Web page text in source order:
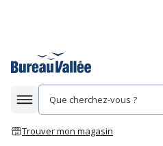
Afficher la navigation
Trouver mon magasin